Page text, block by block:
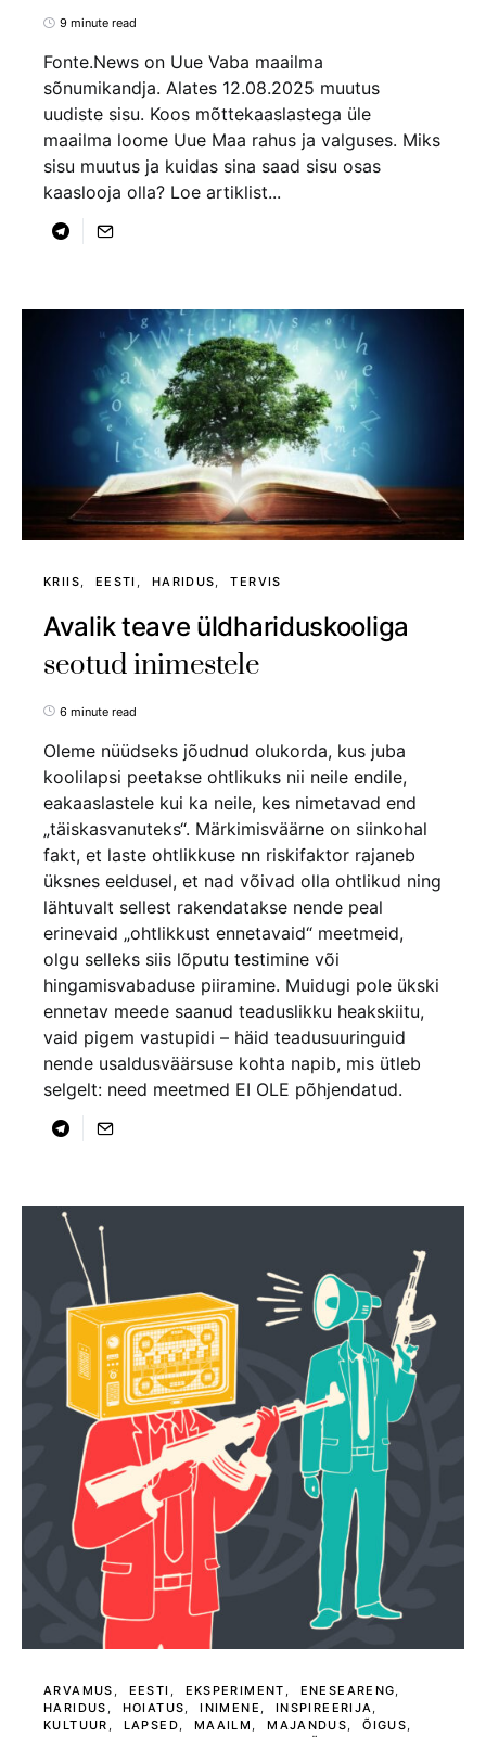
9 minute read
Fonte.News on Uue Vaba maailma
sõnumikandja. Alates 12.08.2025 muutus
uudiste sisu. Koos mõttekaaslastega üle
maailma loome Uue Maa rahus ja valguses. Miks
sisu muutus ja kuidas sina saad sisu osas
kaaslooja olla? Loe artiklist...
KRIIS EESTI HARIDUS TERVIS
Avalik teave üldhariduskooliga
seotud inimestele
6 minute read
Oleme nüüdseks jõudnud olukorda, kus juba
koolilapsi peetakse ohtlikuks nii neile endile,
eakaaslastele kui ka neile, kes nimetavad end
„täiskasvanuteks“. Märkimisväärne on siinkohal
fakt, et laste ohtlikkuse nn riskifaktor rajaneb
üksnes eeldusel, et nad võivad olla ohtlikud ning
lähtuvalt sellest rakendatakse nende peal
erinevaid „ohtlikkust ennetavaid“ meetmeid,
olgu selleks siis lõputu testimine või
hingamisvabaduse piiramine. Muidugi pole ükski
ennetav meede saanud teaduslikku heakskiitu,
vaid pigem vastupidi – häid teadusuuringuid
nende usaldusväärsuse kohta napib, mis ütleb
selgelt: need meetmed EI OLE põhjendatud.
ARVAMUS EESTI EKSPERIMENT
ENESEARENG
HARIDUS
HOIATUS INIMENE
INSPIREERIJA
KULTUUR
LAPSED MAAILM MAJANDUS
ÕIGUS